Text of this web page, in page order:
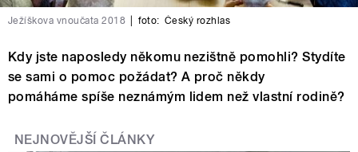
Ježíškova vnoučata 2018 foto: Český rozhlas
Kdy jste naposledy někomu nezištně pomohli? Stydíte
se sami o pomoc požádat? A proč někdy
pomáháme spíše neznámým lidem než vlastní rodině?
NEJNOVĚJŠÍ ČLÁNKY